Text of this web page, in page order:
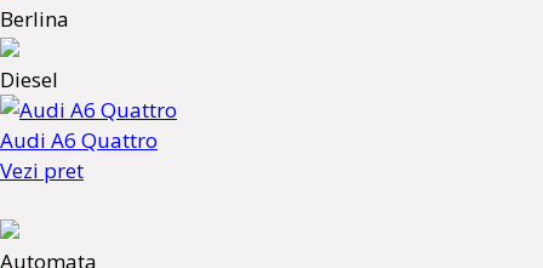
Berlina
Diesel
Audi A6 Quattro
Vezi pret
Automata